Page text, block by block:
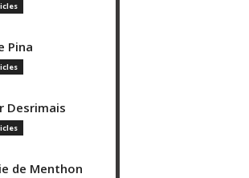
Pina
Desrimais
de Menthon